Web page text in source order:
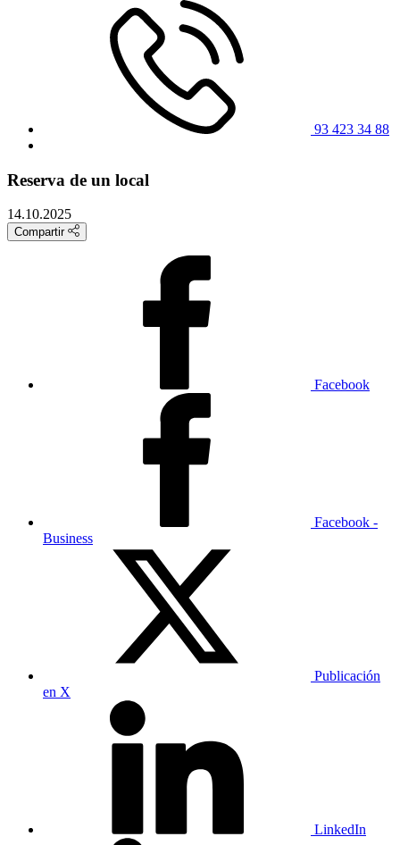
93 423 34 88
Reserva de un local
14.10.2025
Compartir
Facebook
Facebook -
Business
Publicación
en X
LinkedIn